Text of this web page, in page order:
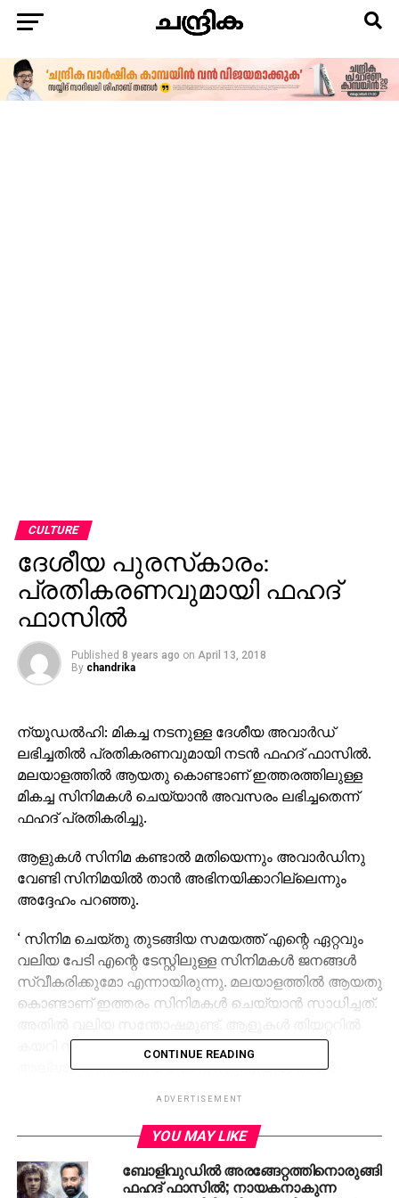
CULTURE
ദേശീയ പുരസ്‌കാരം:
പ്രതികരണവുമായി ഫഹദ്
ഫാസില്‍
Published 8 years ago on April 13, 2018
By chandrika
ന്യൂഡല്‍ഹി: മികച്ച നടനുള്ള ദേശീയ അവാര്‍ഡ്
ലഭിച്ചതില്‍ പ്രതികരണവുമായി നടന്‍ ഫഹദ് ഫാസില്‍.
മലയാളത്തില്‍ ആയതു കൊണ്ടാണ് ഇത്തരത്തിലുള്ള
മികച്ച സിനിമകള്‍ ചെയ്യാന്‍ അവസരം ലഭിച്ചതെന്ന്
ഫഹദ് പ്രതികരിച്ചു.
ആളുകള്‍ സിനിമ കണ്ടാല്‍ മതിയെന്നും അവാര്‍ഡിനു
വേണ്ടി സിനിമയില്‍ താന്‍ അഭിനയിക്കാറില്ലെന്നും
അദ്ദേഹം പറഞ്ഞു.
‘ സിനിമ ചെയ്തു തുടങ്ങിയ സമയത്ത് എന്റെ ഏറ്റവും
വലിയ പേടി എന്റെ ടേസ്റ്റിലുള്ള സിനിമകള്‍ ജനങ്ങള്‍
സ്വീകരിക്കുമോ എന്നായിരുന്നു. മലയാളത്തില്‍ ആയതു
കൊണ്ടാണ് ഇത്തരം സിനിമകള്‍ ചെയ്യാന്‍ സാധിച്ചത്.
കയറി സിനിമ കണ്ടിട്ട് പൈസ കിട്ടിയാല്‍ മതി.
അല്ലാതെ അവാര്‍ഡ് വേണ്ടി സിനിമയില്‍ ഞാന്‍
തൊണ്ടിമുതലും ദൃക്‌സാക്ഷിയിലുമേത്. സുരാജ്,
അലന്‍സിയര്‍ അങ്ങനെ കൂടെ അഭിനയിച്ചവര്‍ എന്നെ
ഏറെ സഹായിച്ചു.’, ഫഹദ് പറഞ്ഞു. പൊട്ടക്കണ്ണന്റെ
CONTINUE READING
ADVERTISEMENT
YOU MAY LIKE
ബോളിവുഡില്‍ അരങ്ങേറ്റത്തിനൊരുങ്ങി
ഫഹദ് ഫാസില്‍; നായകനാകുന്ന